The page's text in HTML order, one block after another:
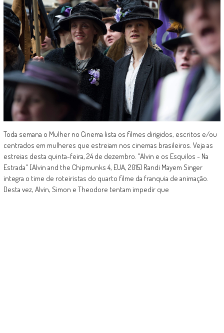
Toda semana o Mulher no Cinema lista os filmes dirigidos, escritos e/ou
centrados em mulheres que estreiam nos cinemas brasileiros. Veja as
estreias desta quinta-feira, 24 de dezembro. "Alvin e os Esquilos - Na
Estrada" [Alvin and the Chipmunks 4, EUA, 2015] Randi Mayem Singer
integra o time de roteiristas do quarto filme da franquia de animação.
Desta vez, Alvin, Simon e Theodore tentam impedir que